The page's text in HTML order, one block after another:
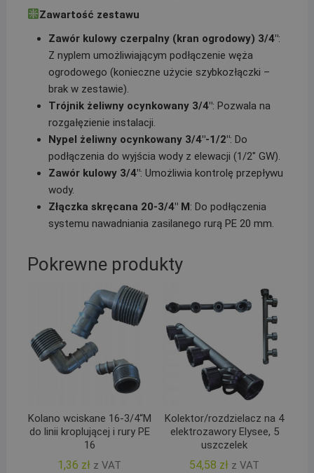
Zawartość zestawu
Zawór kulowy czerpalny (kran ogrodowy) 3/4″:
Z nyplem umożliwiającym podłączenie węża
ogrodowego (konieczne użycie szybkozłączki –
brak w zestawie).
Trójnik żeliwny ocynkowany 3/4″: Pozwala na
rozgałęzienie instalacji.
Nypel żeliwny ocynkowany 3/4″-1/2″: Do
podłączenia do wyjścia wody z elewacji (1/2″ GW).
Zawór kulowy 3/4″: Umożliwia kontrolę przepływu
wody.
Złączka skręcana 20-3/4″ M: Do podłączenia
systemu nawadniania zasilanego rurą PE 20 mm.
Pokrewne produkty
Kolano wciskane 16-3/4“M
do linii kroplującej i rury PE
16
1,36 zł z VAT
Kolektor/rozdzielacz na 4
elektrozawory Elysee, 5
uszczelek
54,58 zł z VAT